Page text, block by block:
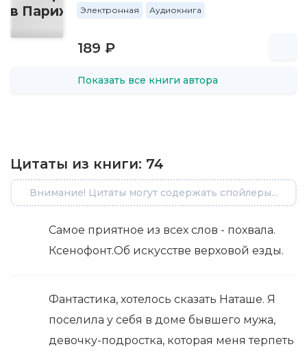
Электронная Аудиокнига
189 ₽
Показать все книги автора
Цитаты из книги: 74
Внимание! Цитаты могут содержать спойлеры...
Самое приятное из всех слов - похвала.
Ксенофонт.Об искусстве верховой езды.
Фантастика, хотелось сказать Наташе. Я
поселила у себя в доме бывшего мужа,
девочку-подростка, которая меня терпеть